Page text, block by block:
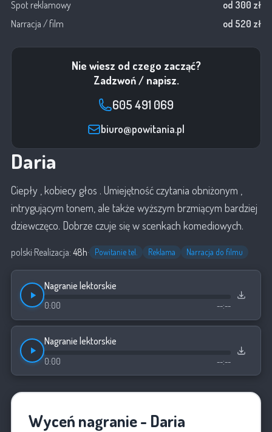
Spot reklamowy
od 300 zł
Narracja / film
od 520 zł
Nie wiesz od czego zacząć?
Zadzwoń / napisz.
605 491 069
biuro@powitania.pl
Daria
Ciepły , kobiecy głos . Umiejętność czytania obniżonym ,
intrygującym tonem, ale także wyższym brzmiącym bardziej
dziewczęco. Dobrze czuje się w scenkach komediowych.
polski·Realizacja: 48h· Powitanie tel. Reklama Narracja do filmu
Nagranie lektorskie
0:00 --:--
Nagranie lektorskie
0:00 --:--
Wyceń nagranie - Daria